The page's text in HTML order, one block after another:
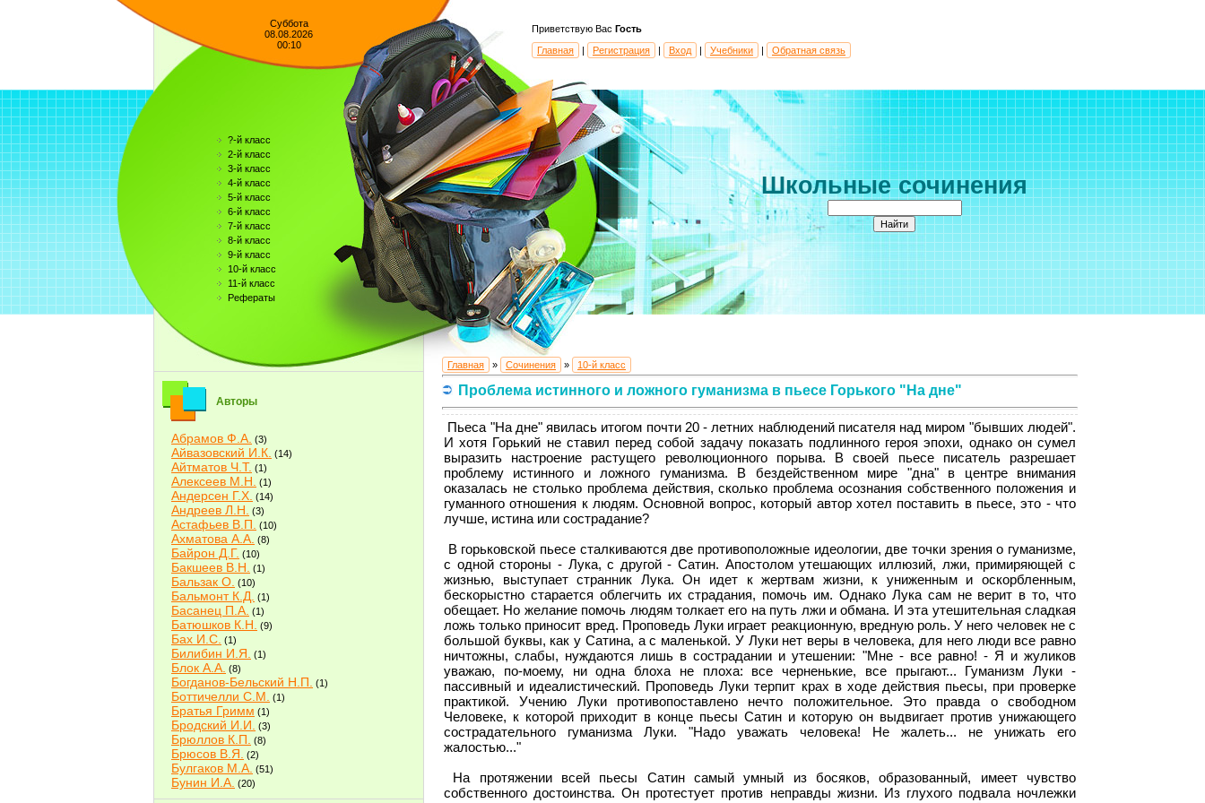
Суббота
08.08.2026
00:10
?-й класс
2-й класс
3-й класс
4-й класс
5-й класс
6-й класс
7-й класс
8-й класс
9-й класс
10-й класс
11-й класс
Рефераты
Авторы
Абрамов Ф.А. (3)
Айвазовский И.К. (14)
Айтматов Ч.Т. (1)
Алексеев М.Н. (1)
Андерсен Г.Х. (14)
Андреев Л.Н. (3)
Астафьев В.П. (10)
Ахматова А.А. (8)
Байрон Д.Г. (10)
Бакшеев В.Н. (1)
Бальзак О. (10)
Бальмонт К.Д. (1)
Басанец П.А. (1)
Батюшков К.Н. (9)
Бах И.С. (1)
Билибин И.Я. (1)
Блок А.А. (8)
Богданов-Бельский Н.П. (1)
Боттичелли С.М. (1)
Братья Гримм (1)
Бродский И.И. (3)
Брюллов К.П. (8)
Брюсов В.Я. (2)
Булгаков М.А. (51)
Бунин И.А. (20)
Быков В.В.(2)
Приветствую Вас Гость
Главная
| Регистрация | Вход | Учебники | Обратная связь
Школьные сочинения
Главная » Сочинения » 10-й класс
Проблема истинного и ложного гуманизма в пьесе Горького "На дне"
Пьеса "На дне" явилась итогом почти 20 - летних наблюдений писателя над миром "бывших людей".
И хотя Горький не ставил перед собой задачу показать подлинного героя эпохи, однако он сумел
выразить настроение растущего революционного порыва. В своей пьесе писатель разрешает
проблему истинного и ложного гуманизма. В бездейственном мире "дна" в центре внимания
оказалась не столько проблема действия, сколько проблема осознания собственного положения и
гуманного отношения к людям. Основной вопрос, который автор хотел поставить в пьесе, это - что
лучше, истина или сострадание?
В горьковской пьесе сталкиваются две противоположные идеологии, две точки зрения о гуманизме,
с одной стороны - Лука, с другой - Сатин. Апостолом утешающих иллюзий, лжи, примиряющей с
жизнью, выступает странник Лука. Он идет к жертвам жизни, к униженным и оскорбленным,
бескорыстно старается облегчить их страдания, помочь им. Однако Лука сам не верит в то, что
обещает. Но желание помочь людям толкает его на путь лжи и обмана. И эта утешительная сладкая
ложь только приносит вред. Проповедь Луки играет реакционную, вредную роль. У него человек не с
большой буквы, как у Сатина, а с маленькой. У Луки нет веры в человека, для него люди все равно
ничтожны, слабы, нуждаются лишь в сострадании и утешении: "Мне - все равно! - Я и жуликов
уважаю, по-моему, ни одна блоха не плоха: все черненькие, все прыгают... Гуманизм Луки -
пассивный и идеалистический. Проповедь Луки терпит крах в ходе действия пьесы, при проверке
практикой. Учению Луки противопоставлено нечто положительное. Это правда о свободном
Человеке, к которой приходит в конце пьесы Сатин и которую он выдвигает против унижающего
сострадательного гуманизма Луки. "Надо уважать человека! Не жалеть... не унижать его
жалостью..."
На протяжении всей пьесы Сатин самый умный из босяков, образованный, имеет чувство
собственного достоинства. Он протестует против неправды жизни. Из глухого подвала ночлежки